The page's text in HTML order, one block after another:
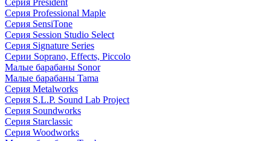
Серия President
Серия Professional Maple
Серия SensiTone
Серия Session Studio Select
Серия Signature Series
Серии Soprano, Effects, Piccolo
Малые барабаны Sonor
Малые барабаны Tama
Серия Metalworks
Серия S.L.P. Sound Lab Project
Серия Soundworks
Серия Starclassic
Серия Woodworks